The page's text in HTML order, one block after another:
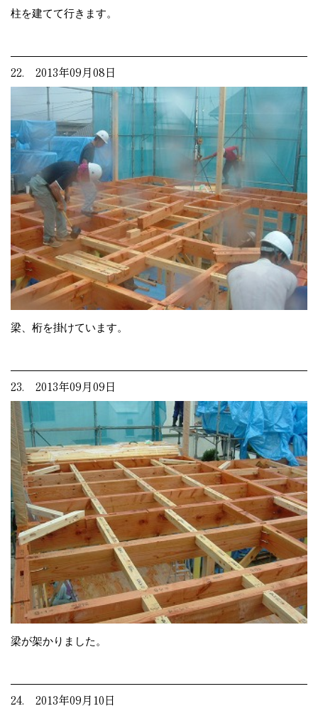
柱を建てて行きます。
22. 2013年09月08日
梁、桁を掛けています。
23. 2013年09月09日
梁が架かりました。
24. 2013年09月10日